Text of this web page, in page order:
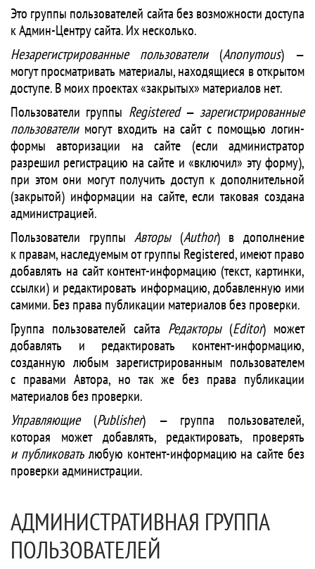
Это группы пользователей сайта без возможности доступа
к Админ-Центру сайта. Их несколько.
Незарегистрированные пользователи(Anonymous) —
могут просматривать материалы, находящиеся в открытом
доступе. В моих проектах «закрытых» материалов нет.
Пользователи группы Registered— зарегистрированные
пользователимогут входить на сайт с помощью логин-
формы авторизации на сайте (если администратор
разрешил регистрацию на сайте и «включил» эту форму),
при этом они могут получить доступ к дополнительной
(закрытой) информации на сайте, если таковая создана
администрацией.
Пользователи группыАвторы(Author) в дополнение
к правам, наследуемым от группы Registered, имеют право
добавлять на сайт контент-информацию (текст, картинки,
ссылки) и редактировать информацию, добавленную ими
самими. Без права публикации материалов без проверки.
Группа пользователей сайта Редакторы(Editor) может
добавлять и редактировать контент-информацию,
созданную любым зарегистрированным пользователем
с правами Автора, но так же без права публикации
материалов без проверки.
Управляющие(Publisher) — группа пользователей,
которая может добавлять, редактировать, проверять
и публиковатьлюбую контент-информацию на сайте без
проверки администрации.
АДМИНИСТРАТИВНАЯ ГРУППА
ПОЛЬЗОВАТЕЛЕЙ